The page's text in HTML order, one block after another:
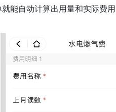
能自动计算出用量和实际费